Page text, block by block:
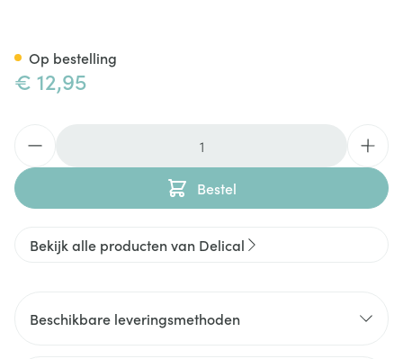
€ 12,95
Bestel
Op bestelling
Bekijk alle producten van Delical
Beschikbare leveringsmethoden